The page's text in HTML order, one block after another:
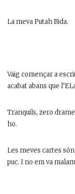
La meva Putah Bida.
Vaig començar a
acabat abans que
Tranquils, zero
ho.
Les meves cartes
puc. I no em va